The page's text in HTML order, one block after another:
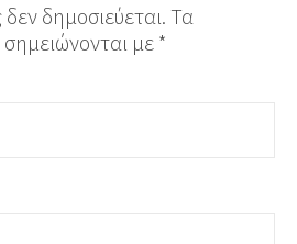
δημοσιεύεται. Τα
με *